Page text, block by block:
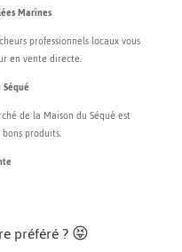
Marines
professionnels locaux vous
en vente directe.
de la Maison du Séqué est
produits.
préféré ? 😝